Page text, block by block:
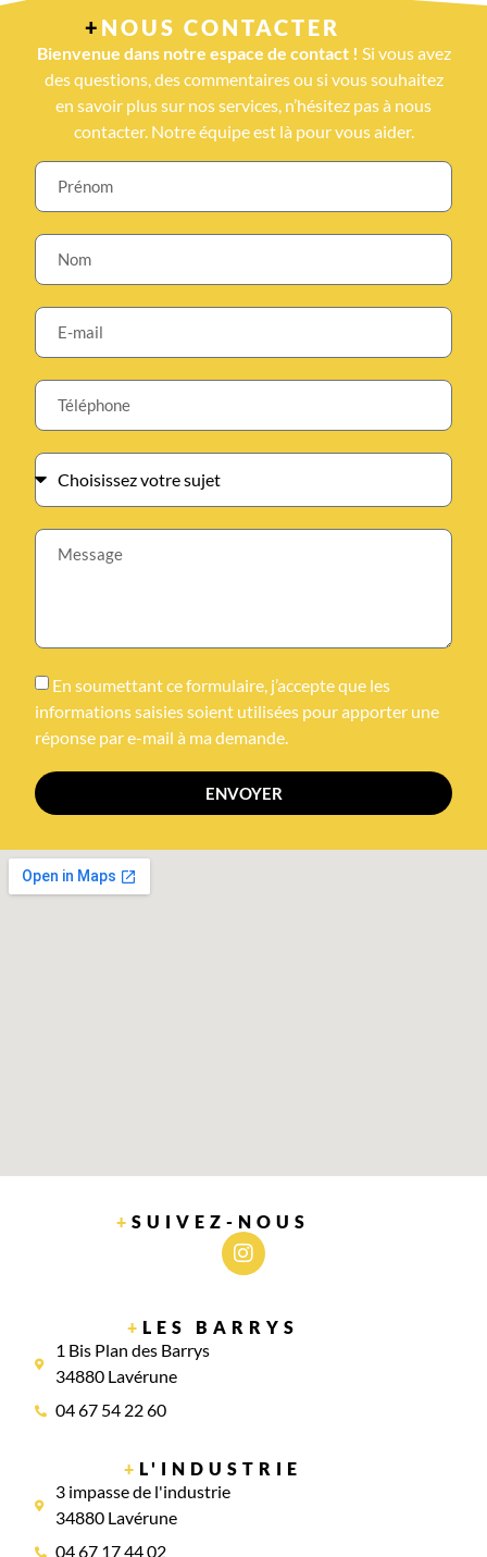
+ NOUS CONTACTER
Bienvenue dans notre espace de contact ! Si vous avez
des questions, des commentaires ou si vous souhaitez
en savoir plus sur nos services, n’hésitez pas à nous
contacter. Notre équipe est là pour vous aider.
En soumettant ce formulaire, j’accepte que les
informations saisies soient utilisées pour apporter une
réponse par e-mail à ma demande.
ENVOYER
+ SUIVEZ-NOUS
+ LES BARRYS
1 Bis Plan des Barrys
34880 Lavérune
04 67 54 22 60
+ L'INDUSTRIE
3 impasse de l'industrie
34880 Lavérune
04 67 17 44 02